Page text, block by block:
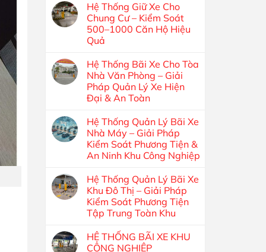
Hệ Thống Giữ Xe Cho
Chung Cư – Kiểm Soát
500–1000 Căn Hộ Hiệu
Quả
Hệ Thống Bãi Xe Cho Tòa
Nhà Văn Phòng – Giải
Pháp Quản Lý Xe Hiện
Đại & An Toàn
Hệ Thống Quản Lý Bãi Xe
Nhà Máy – Giải Pháp
Kiểm Soát Phương Tiện &
An Ninh Khu Công Nghiệp
Hệ Thống Quản Lý Bãi Xe
Khu Đô Thị – Giải Pháp
Kiểm Soát Phương Tiện
Tập Trung Toàn Khu
HỆ THỐNG BÃI XE KHU
CÔNG NGHIỆP